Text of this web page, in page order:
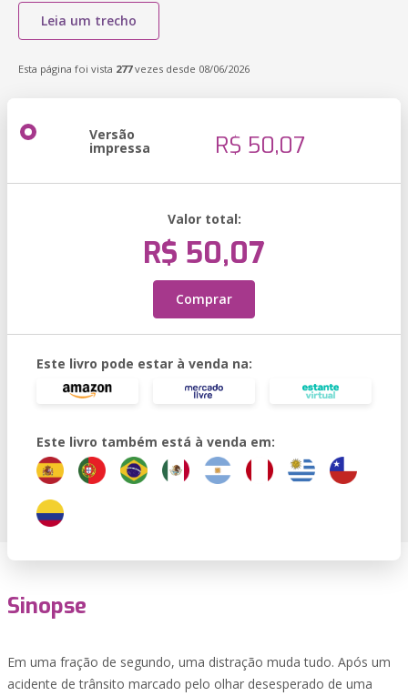
Leia um trecho
Esta página foi vista 277vezes desde 08/06/2026
Versão
impressa R$ 50,07
Valor total:
R$ 50,07
Comprar
Este livro pode estar à venda na:
Este livro também está à venda em:
Sinopse
Em uma fração de segundo, uma distração muda tudo. Após um
acidente de trânsito marcado pelo olhar desesperado de uma